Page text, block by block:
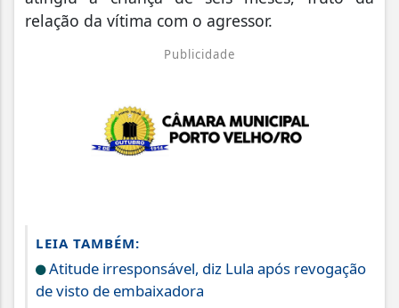
relação da vítima com o agressor.
Publicidade
LEIA TAMBÉM:
Atitude irresponsável, diz Lula após revogação
de visto de embaixadora